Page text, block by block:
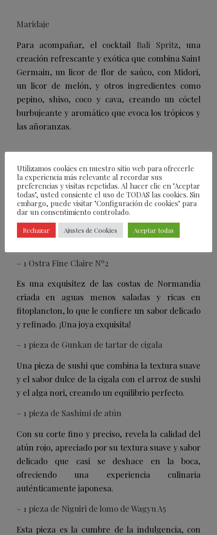
Maridaje
Para acompañar, el cocktail Bali Spritz, una
creación refrescante y exótica que combina Saint
Germain, un licor de flor de saúco, con Midori,
un licor de melón, y otros ingredientes como
pepino, shiso, coco y cava, creando un cóctel
burbujeante y aromático que evoca los trópicos y
las añoranzas.
En el tercer pase, encontramos un placer
absoluto para los sentidos que sin dudas te
trasladará a lugares insospechados con cada
bocado. Quizás por ello el nombre de este pase
esDéjate Llevar.
– 1 Ostra Fine Claire Nº2
Es una exquisitez de las costas de Normandía
criada en aguas menos saladas y ricas en
fitoplancton, lo que le confiere un sabor delicado
y refinado. ¡Una joya exquisita!
– 1 pieza de Gunkan de tartar de cigala
Una pieza de sushi que combina la textura suave
y el sabor dulce de la cigala con el arroz de sushi
y el alga nori, creando un equilibrio perfecto.
– 1 pieza de Sashimi de atún
Con su corte fino y preciso, revela la calidad del
atún rojo, apreciado por su textura suave y sabor
delicado que casi se deshace en la boca,
ofreciendo una experiencia culinaria
auténticamente japonesa.
– 1 pieza de Niguiri de lomo de Wagyu A5
Esta pieza es la cumbre de la indulgencia, con
Utilizamos cookies en nuestro sitio web para ofrecerle
la experiencia más relevante al recordar sus
preferencias y visitas repetidas. Al hacer clic en "Aceptar
todas", usted consiente el uso de TODAS las cookies. Sin
embargo, puede visitar "Configuración de cookies" para
dar un consentimiento controlado.
Rechazar Ajustes de Cookies Aceptar todas